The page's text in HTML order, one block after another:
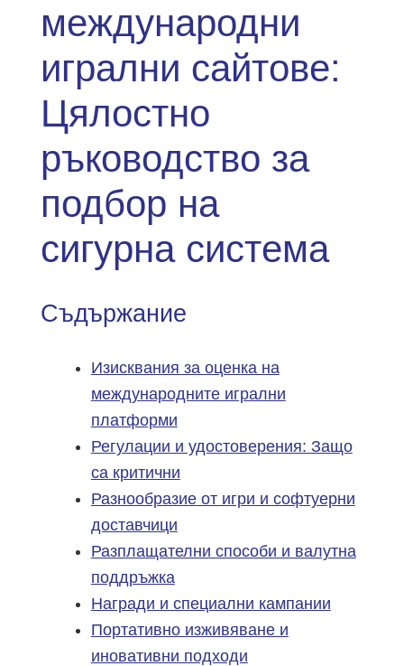
международни
игрални сайтове:
Цялостно
ръководство за
подбор на
сигурна система
Съдържание
Изисквания за оценка на
международните игрални
платформи
Регулации и удостоверения: Защо
са критични
Разнообразие от игри и софтуерни
доставчици
Разплащателни способи и валутна
поддръжка
Награди и специални кампании
Портативно изживяване и
иновативни подходи